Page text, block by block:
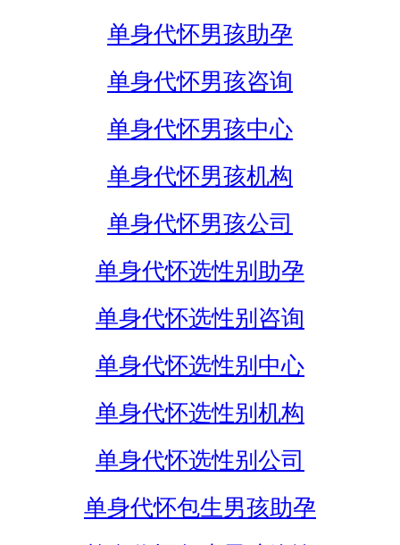
单身代怀男孩助孕
单身代怀男孩咨询
单身代怀男孩中心
单身代怀男孩机构
单身代怀男孩公司
单身代怀选性别助孕
单身代怀选性别咨询
单身代怀选性别中心
单身代怀选性别机构
单身代怀选性别公司
单身代怀包生男孩助孕